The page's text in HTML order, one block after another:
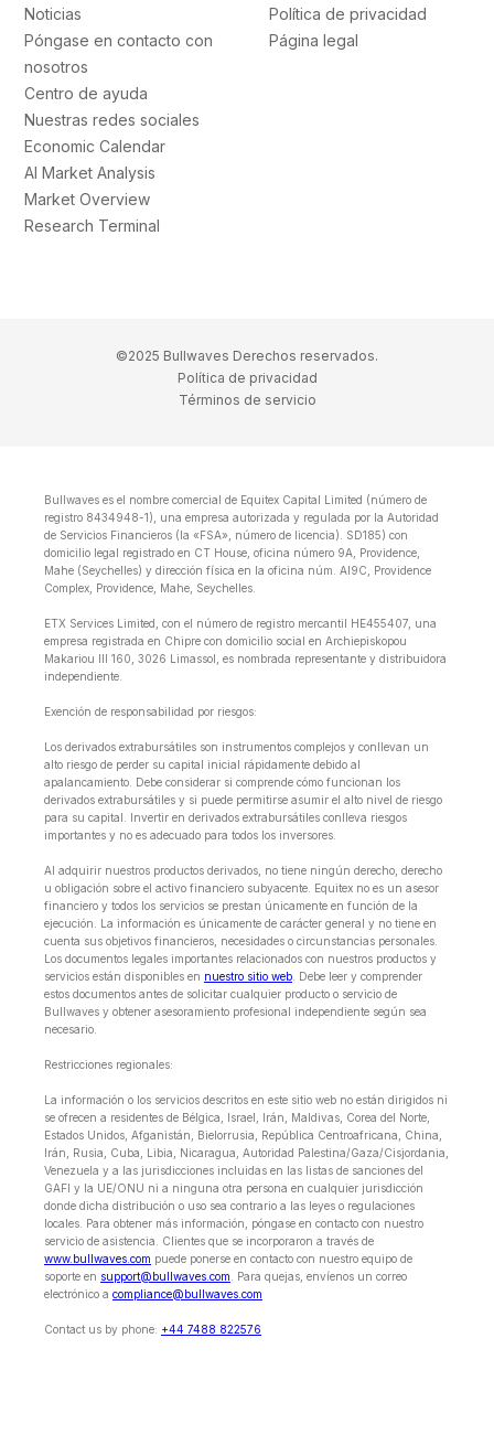
Noticias
Póngase en contacto con
nosotros
Centro de ayuda
Nuestras redes sociales
Economic Calendar
AI Market Analysis
Market Overview
Research Terminal
Política de privacidad
Página legal
©2025 Bullwaves Derechos reservados.
Política de privacidad
Términos de servicio
Bullwaves es el nombre comercial de Equitex Capital Limited (número de
registro 8434948-1), una empresa autorizada y regulada por la Autoridad
de Servicios Financieros (la «FSA», número de licencia). SD185) con
domicilio legal registrado en CT House, oficina número 9A, Providence,
Mahe (Seychelles) y dirección física en la oficina núm. Al9C, Providence
Complex, Providence, Mahe, Seychelles.
ETX Services Limited, con el número de registro mercantil HE455407, una
empresa registrada en Chipre con domicilio social en Archiepiskopou
Makariou lll 160, 3026 Limassol, es nombrada representante y distribuidora
independiente.
Exención de responsabilidad por riesgos:
Los derivados extrabursátiles son instrumentos complejos y conllevan un
alto riesgo de perder su capital inicial rápidamente debido al
apalancamiento. Debe considerar si comprende cómo funcionan los
derivados extrabursátiles y si puede permitirse asumir el alto nivel de riesgo
para su capital. Invertir en derivados extrabursátiles conlleva riesgos
importantes y no es adecuado para todos los inversores.
Al adquirir nuestros productos derivados, no tiene ningún derecho, derecho
u obligación sobre el activo financiero subyacente. Equitex no es un asesor
financiero y todos los servicios se prestan únicamente en función de la
ejecución. La información es únicamente de carácter general y no tiene en
cuenta sus objetivos financieros, necesidades o circunstancias personales.
Los documentos legales importantes relacionados con nuestros productos y
servicios están disponibles en nuestro sitio web . Debe leer y comprender
estos documentos antes de solicitar cualquier producto o servicio de
Bullwaves y obtener asesoramiento profesional independiente según sea
necesario.
Restricciones regionales:
La información o los servicios descritos en este sitio web no están dirigidos ni
se ofrecen a residentes de Bélgica, Israel, Irán, Maldivas, Corea del Norte,
Estados Unidos, Afganistán, Bielorrusia, República Centroafricana, China,
Irán, Rusia, Cuba, Libia, Nicaragua, Autoridad Palestina/Gaza/Cisjordania,
Venezuela y a las jurisdicciones incluidas en las listas de sanciones del
GAFI y la UE/ONU ni a ninguna otra persona en cualquier jurisdicción
donde dicha distribución o uso sea contrario a las leyes o regulaciones
locales. Para obtener más información, póngase en contacto con nuestro
servicio de asistencia. Clientes que se incorporaron a través de
www.bullwaves.com puede ponerse en contacto con nuestro equipo de
soporte en support@bullwaves.com . Para quejas, envíenos un correo
electrónico a compliance@bullwaves.com
Contact us by phone: +44 7488 822576